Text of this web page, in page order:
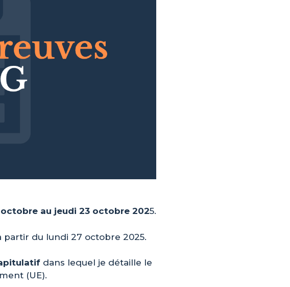
octobre au jeudi 23 octobre 2025.
partir du lundi 27 octobre 2025.
dans lequel je détaille le
(UE).